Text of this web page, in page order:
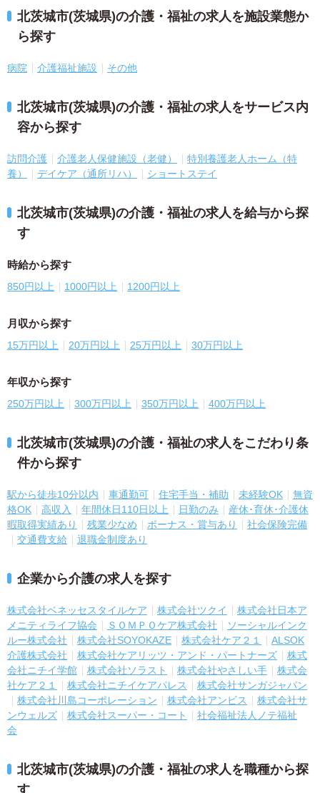
北茨城市(茨城県)の介護・福祉の求人を施設業態か
ら探す
病院 介護福祉施設 その他
北茨城市(茨城県)の介護・福祉の求人をサービス内
容から探す
訪問介護 介護老人保健施設（老健）
特別養護老人ホーム（特
養）
デイケア（通所リハ） ショートステイ
北茨城市(茨城県)の介護・福祉の求人を給与から探
す
時給から探す
850円以上 1000円以上 1200円以上
月収から探す
15万円以上 20万円以上 25万円以上 30万円以上
年収から探す
250万円以上 300万円以上 350万円以上 400万円以上
北茨城市(茨城県)の介護・福祉の求人をこだわり条
件から探す
駅から徒歩10分以内 車通勤可 住宅手当・補助 未経験OK
無資
格OK
高収入 年間休日110日以上 日勤のみ
産休･育休･介護休
暇取得実績あり
残業少なめ ボーナス・賞与あり
社会保険完備
交通費支給
退職金制度あり
企業から介護の求人を探す
株式会社ベネッセスタイルケア 株式会社ツクイ
株式会社日本ア
メニティライフ協会
ＳＯＭＰＯケア株式会社
ソーシャルインク
ルー株式会社
株式会社SOYOKAZE 株式会社ケア２１
ALSOK
介護株式会社
株式会社ケアリッツ・アンド・パートナーズ
株式
会社ニチイ学館
株式会社ソラスト 株式会社やさしい手
株式会
社ケア２１
株式会社ニチイケアパレス
株式会社サンガジャパン
株式会社川島コーポレーション
株式会社アンビス
株式会社サ
ンウェルズ
株式会社スーパー・コート
社会福祉法人ノテ福祉
会
北茨城市(茨城県)の介護・福祉の求人を職種から探
す